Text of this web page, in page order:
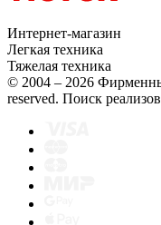
Интернет-магазин
Легкая техника
Тяжелая техника
© 2004 – 2026
reserved. Поиск